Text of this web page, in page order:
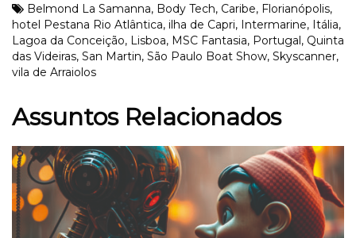
Belmond La Samanna, Body Tech, Caribe, Florianópolis,
hotel Pestana Rio Atlântica, ilha de Capri, Intermarine, Itália,
Lagoa da Conceição, Lisboa, MSC Fantasia, Portugal, Quinta
das Videiras, San Martin, São Paulo Boat Show, Skyscanner,
vila de Arraiolos
Assuntos Relacionados